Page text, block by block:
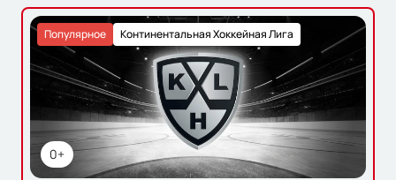
0+
Континентальная Хоккейная Лига
Популярное